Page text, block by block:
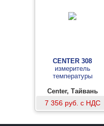
CENTER 308
измеритель
температуры
Center, Тайвань
7 356 руб. с НДС